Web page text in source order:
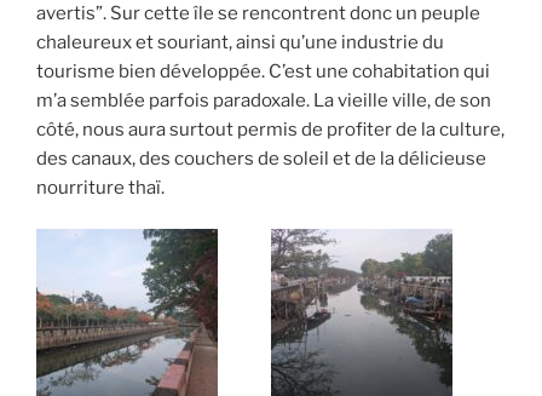
avertis”. Sur cette île se rencontrent donc un peuple
chaleureux et souriant, ainsi qu’une industrie du
tourisme bien développée. C’est une cohabitation qui
m’a semblée parfois paradoxale. La vieille ville, de son
côté, nous aura surtout permis de profiter de la culture,
des canaux, des couchers de soleil et de la délicieuse
nourriture thaï.